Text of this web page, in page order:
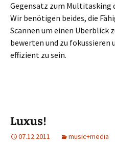
Gegensatz zum Multitasking
Wir benötigen beides, die
Scannen um einen Überblick
bewerten und zu
effizient zu sein.
Luxus!
07.12.2011 music+media